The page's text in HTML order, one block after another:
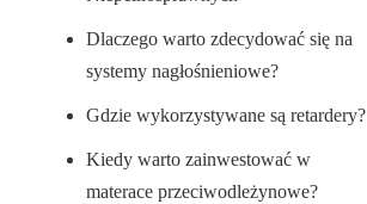
Dlaczego warto zdecydować się na
systemy nagłośnieniowe?
Gdzie wykorzystywane są retardery?
Kiedy warto zainwestować w
materace przeciwodleżynowe?